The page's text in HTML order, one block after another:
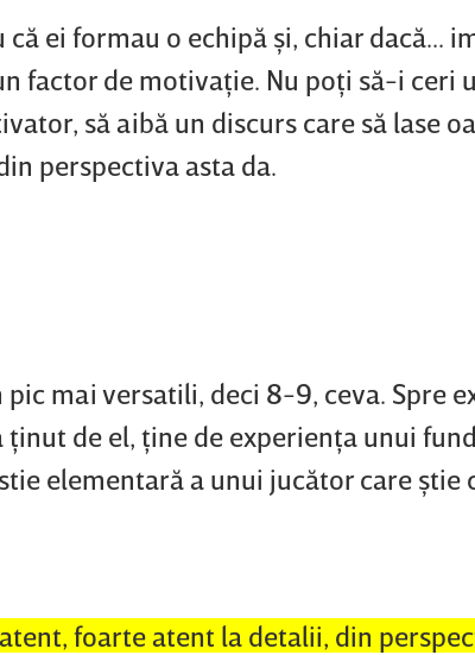
ei formau o echipă şi, chiar dacă...
factor de motivaţie. Nu poţi să-i ceri
să aibă un discurs care să lase
perspectiva asta da.
mai versatili, deci 8-9, ceva. Spre
de el, ţine de experienţa unui
elementară a unui jucător care ştie
foarte atent la detalii, din